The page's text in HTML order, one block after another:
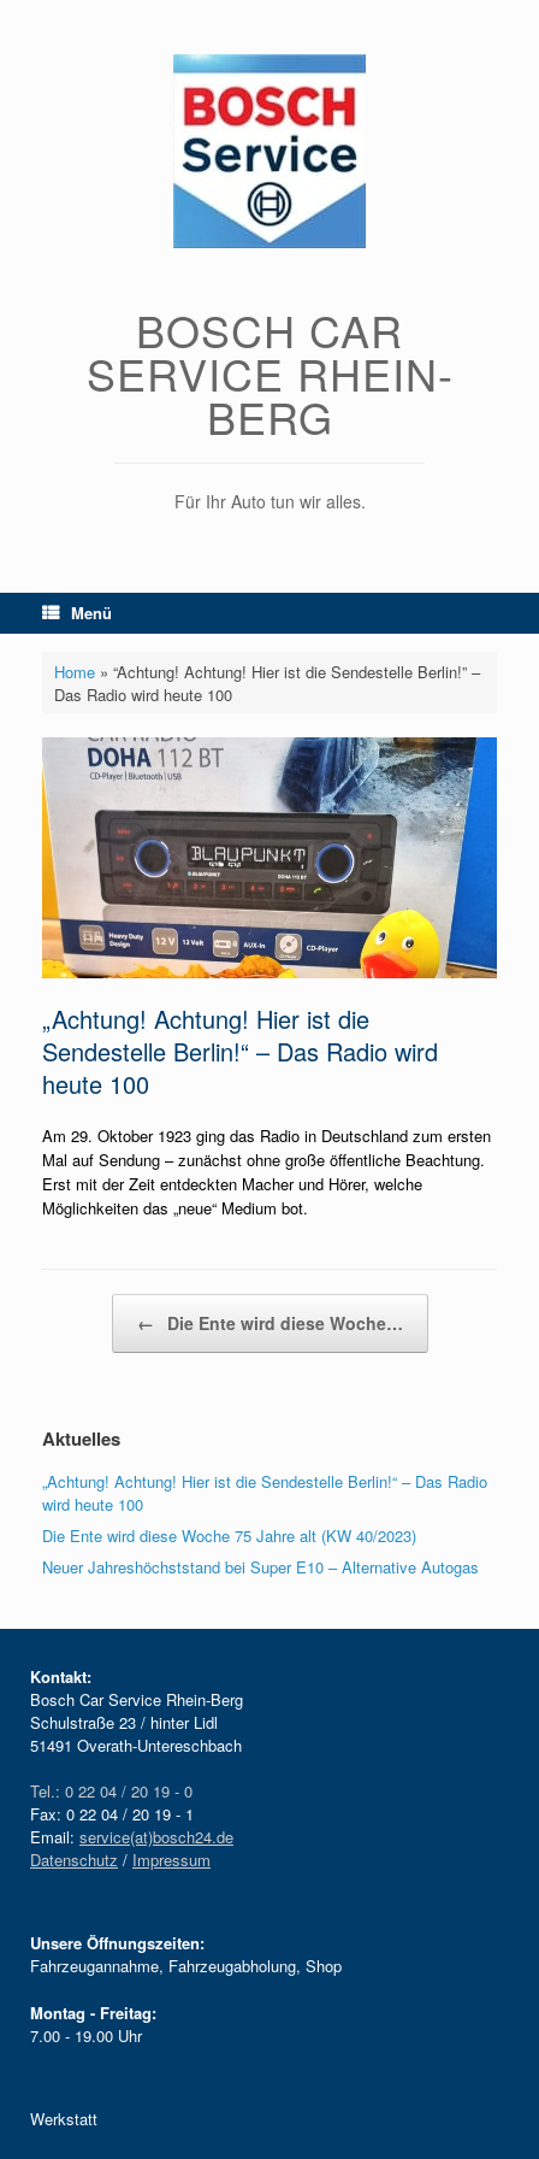
BOSCH CAR
SERVICE RHEIN-
BERG
Für Ihr Auto tun wir alles.
Menü
Home» “Achtung! Achtung! Hier ist die Sendestelle Berlin!” –
Das Radio wird heute 100
„Achtung! Achtung! Hier ist die
Sendestelle Berlin!“ – Das Radio wird
heute 100
Am 29. Oktober 1923 ging das Radio in Deutschland zum ersten
Mal auf Sendung – zunächst ohne große öffentliche Beachtung.
Erst mit der Zeit entdeckten Macher und Hörer, welche
Möglichkeiten das „neue“ Medium bot.
← Die Ente wird diese Woche…
Aktuelles
„Achtung! Achtung! Hier ist die Sendestelle Berlin!“ – Das Radio
wird heute 100
Die Ente wird diese Woche 75 Jahre alt (KW 40/2023)
Neuer Jahreshöchststand bei Super E10 – Alternative Autogas
Kontakt:
Bosch Car Service Rhein-Berg
Schulstraße 23 / hinter Lidl
51491 Overath-Untereschbach
Tel.: 0 22 04 / 20 19 - 0
Fax: 0 22 04 / 20 19 - 1
Email: service(at)bosch24.de
Datenschutz / Impressum
Unsere Öffnungszeiten:
Fahrzeugannahme, Fahrzeugabholung, Shop
Montag - Freitag:
7.00 - 19.00 Uhr
Werkstatt